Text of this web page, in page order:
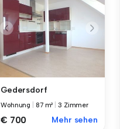
Gedersdorf
Wohnung 87 m² |3 Zimmer
€ 700 Mehr sehen